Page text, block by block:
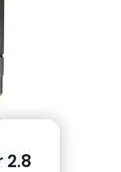
2.8